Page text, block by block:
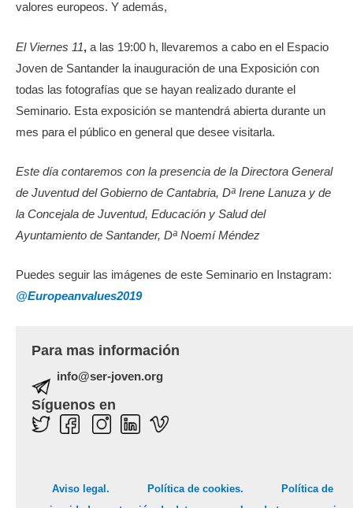
valores europeos. Y además,
El Viernes 11, a las 19:00 h, llevaremos a cabo en el Espacio
Joven de Santander la inauguración de una Exposición con
todas las fotografías que se hayan realizado durante el
Seminario. Esta exposición se mantendrá abierta durante un
mes para el público en general que desee visitarla.
Este día contaremos con la presencia de la Directora General
de Juventud del Gobierno de Cantabria, Dª Irene Lanuza y de
la Concejala de Juventud, Educación y Salud del
Ayuntamiento de Santander, Dª Noemí Méndez
Puedes seguir las imágenes de este Seminario en Instagram:
@Europeanvalues2019
Para mas información
info@ser-joven.org
Síguenos en
Aviso legal. Política de cookies.
Política de